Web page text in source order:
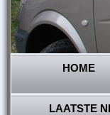
HOME
LAATSTE